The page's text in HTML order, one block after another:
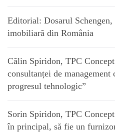
Editorial: Dosarul
imobiliară din România
Călin Spiridon, TPC
consultanței de
progresul tehnologic”
Sorin Spiridon, TPC
în principal, să fie un